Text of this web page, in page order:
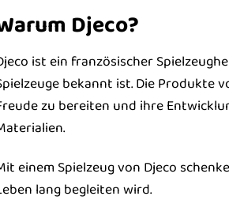
Djeco?
ist ein französischer
bekannt ist. Die Produkte
zu bereiten und ihre
einem Spielzeug von Djeco
lang begleiten wird.